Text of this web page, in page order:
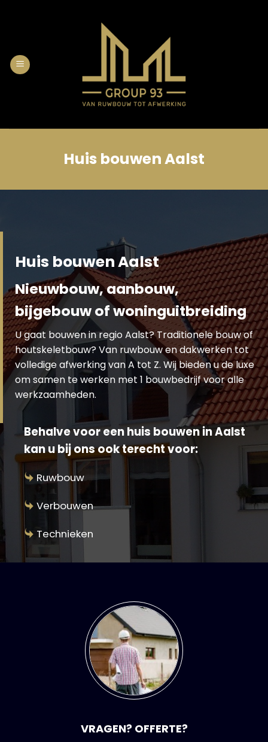
Huis bouwen Aalst
Huis bouwen Aalst
Nieuwbouw, aanbouw,
bijgebouw of woninguitbreiding
U gaat bouwen in regio Aalst? Traditionele bouw of
houtskeletbouw? Van ruwbouw en dakwerken tot
volledige afwerking van A tot Z. Wij bieden u de luxe
om samen te werken met 1 bouwbedrijf voor alle
werkzaamheden.
Behalve voor een huis bouwen in Aalst
kan u bij ons ook terecht voor:
Ruwbouw
Verbouwen
Technieken
VRAGEN? OFFERTE?